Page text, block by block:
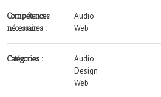
Compétences
nécessaires :
Audio
Web
Catégories :
Audio
Design
Web